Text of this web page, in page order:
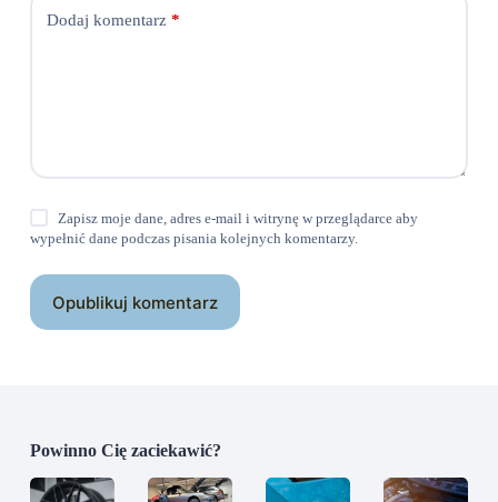
Dodaj komentarz*
Zapisz moje dane, adres e-mail i witrynę w przeglądarce aby
wypełnić dane podczas pisania kolejnych komentarzy.
Opublikuj komentarz
Powinno Cię zaciekawić?